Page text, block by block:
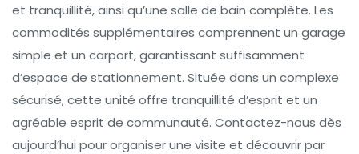
et tranquillité, ainsi qu’une salle de bain complète. Les
commodités supplémentaires comprennent un garage
simple et un carport, garantissant suffisamment
d’espace de stationnement. Située dans un complexe
sécurisé, cette unité offre tranquillité d’esprit et un
agréable esprit de communauté. Contactez-nous dès
aujourd’hui pour organiser une visite et découvrir par